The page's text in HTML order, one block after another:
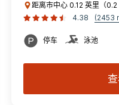
距离市中心 0.12 英里（
4.38
(2453
停车 泳池